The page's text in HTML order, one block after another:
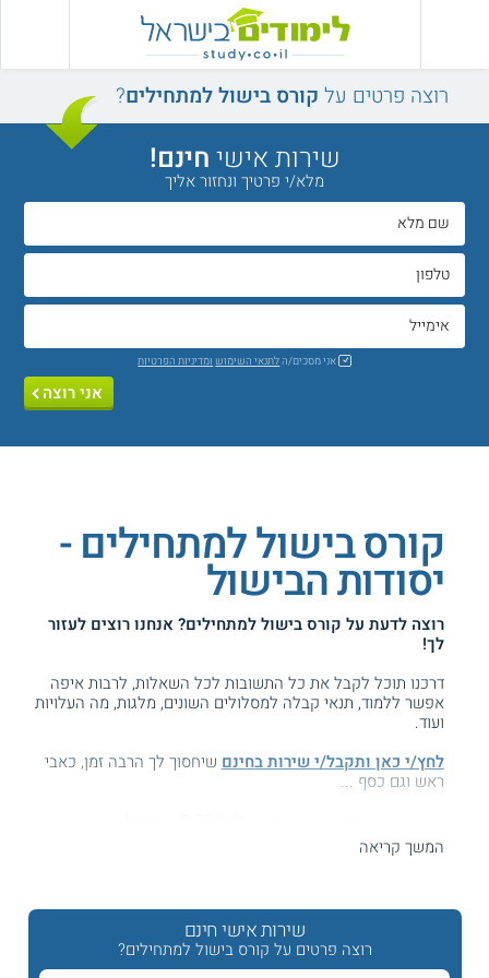
רוצה פרטים על קורס בישול למתחילים?
שירות אישיחינם!
מלא/י פרטיך ונחזור אליך
אני מסכים/הלתנאי השימוש ומדיניות הפרטיות
אני רוצה
קורס בישול למתחילים -
יסודות הבישול
רוצה לדעת על קורס בישול למתחילים? אנחנו רוצים לעזור
לך!
דרכנו תוכל לקבל את כל התשובות לכל השאלות, לרבות איפה
אפשר ללמוד, תנאי קבלה למסלולים השונים, מלגות, מה העלויות
ועוד.
לחץ/י כאן ותקבל/י שירות בחינם שיחסוך לך הרבה זמן, כאבי
ראש וגם כסף ...
עזרנו גם לך? דרג אותנו:
קורס בישול למתחילים - קורס בישול בסיסי
המשך קריאה
שירות אישי חינם
רוצה פרטים על קורס בישול למתחילים?